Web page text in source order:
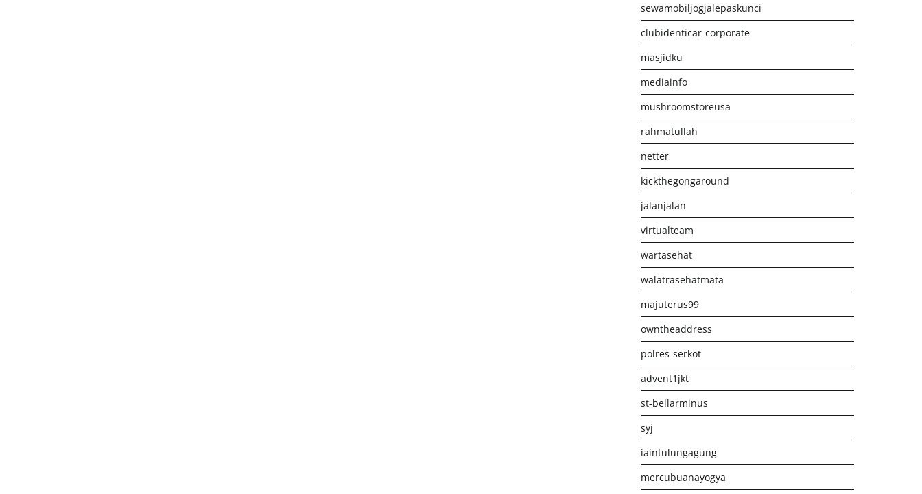
sewamobiljogjalepaskunci
clubidenticar-corporate
masjidku
mediainfo
mushroomstoreusa
rahmatullah
netter
kickthegongaround
jalanjalan
virtualteam
wartasehat
walatrasehatmata
majuterus99
owntheaddress
polres-serkot
advent1jkt
st-bellarminus
syj
iaintulungagung
mercubuanayogya